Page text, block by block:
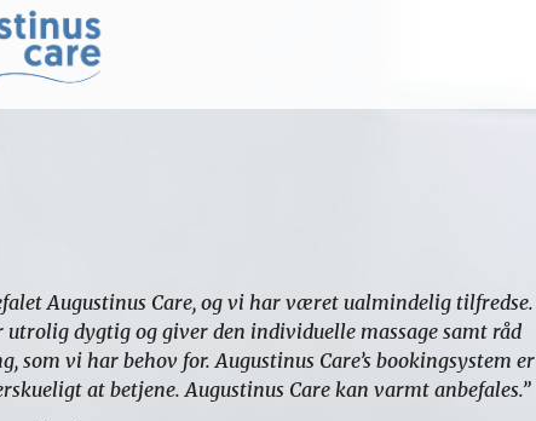
Augustinus Care, og vi har været ualmindelig tilfredse.
utrolig dygtig og giver den individuelle massage samt råd
som vi har behov for. Augustinus Care’s bookingsystem er
at betjene. Augustinus Care kan varmt anbefales.”